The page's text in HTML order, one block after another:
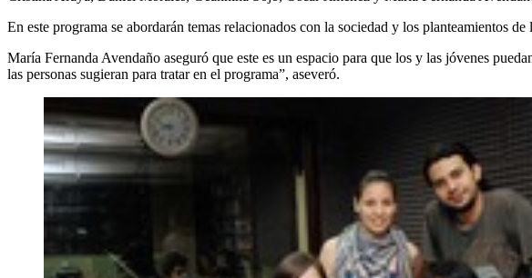
En este programa se abordarán temas relacionados con la sociedad y los planteamientos
María Fernanda Avendaño aseguró que este es un espacio para que los y las jóvenes
las personas sugieran para tratar en el programa”, aseveró.